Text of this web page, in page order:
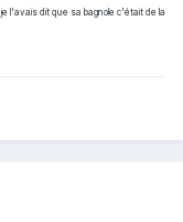
je l'avais dit que sa bagnole c'était de la